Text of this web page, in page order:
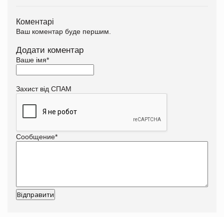
Коментарі
Ваш коментар буде першим.
Додати коментар
Ваше імя*
Захист від СПАМ
Сообщение*